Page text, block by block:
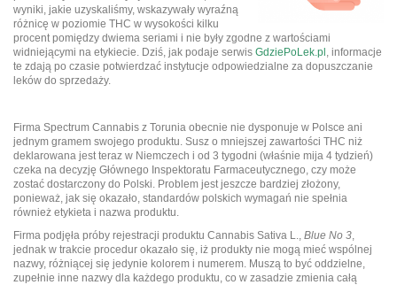
wyniki, jakie uzyskaliśmy, wskazywały wyraźną
różnicę w poziomie THC w wysokości kilku
procent pomiędzy dwiema seriami i nie były zgodne z wartościami
widniejącymi na etykiecie. Dziś, jak podaje serwis GdziePoLek.pl , informacje
te zdają po czasie potwierdzać instytucje odpowiedzialne za dopuszczanie
leków do sprzedaży.
Firma Spectrum Cannabis z Torunia obecnie nie dysponuje w Polsce ani
jednym gramem swojego produktu. Susz o mniejszej zawartości THC niż
deklarowana jest teraz w Niemczech i od 3 tygodni (właśnie mija 4 tydzień)
czeka na decyzję Głównego Inspektoratu Farmaceutycznego, czy może
zostać dostarczony do Polski. Problem jest jeszcze bardziej złożony,
ponieważ, jak się okazało, standardów polskich wymagań nie spełnia
również etykieta i nazwa produktu.
Firma podjęła próby rejestracji produktu Cannabis Sativa L., Blue No 3,
jednak w trakcie procedur okazało się, iż produkty nie mogą mieć wspólnej
nazwy, różniącej się jedynie kolorem i numerem. Muszą to być oddzielne,
zupełnie inne nazwy dla każdego produktu, co w zasadzie zmienia całą